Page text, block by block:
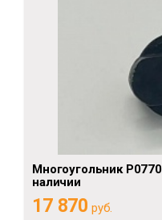
Многоугольник
наличии
17 870 руб.